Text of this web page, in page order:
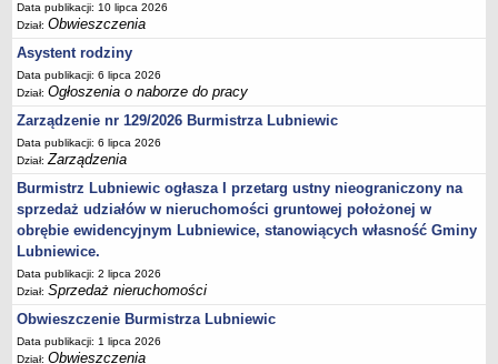
Majątek jednostek podległych
Koszt wychowania przedszkolnego
Stawki czynszów najmu lokali mieszkalnych
PRZETARGI
Zamówienia publiczne
Sprzedaż mienia
Sprzedaż nieruchomości
Zapytania ofertowe
Plan zamówień publicznych
PRAWO LOKALNE
Statut
Uchwały Rady Miejskiej
Zarządzenia Burmistrza
Data publikacji: 10 lipca 2026
Dział:Obwieszczenia
Asystent rodziny
Data publikacji: 6 lipca 2026
Dział:Ogłoszenia o naborze do pracy
Zarządzenie nr 129/2026 Burmistrza Lubniewic
Data publikacji: 6 lipca 2026
Dział:Zarządzenia
Burmistrz Lubniewic ogłasza I przetarg ustny nieograniczony na
sprzedaż udziałów w nieruchomości gruntowej położonej w
obrębie ewidencyjnym Lubniewice, stanowiących własność Gminy
Lubniewice.
Data publikacji: 2 lipca 2026
Dział:Sprzedaż nieruchomości
Obwieszczenie Burmistrza Lubniewic
Data publikacji: 1 lipca 2026
Dział:Obwieszczenia